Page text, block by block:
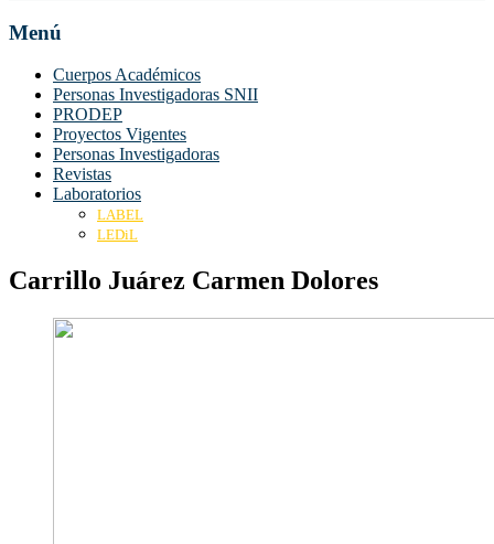
Menú
Cuerpos Académicos
Personas Investigadoras SNII
PRODEP
Proyectos Vigentes
Personas Investigadoras
Revistas
Laboratorios
LABEL
LEDiL
Carrillo Juárez Carmen Dolores